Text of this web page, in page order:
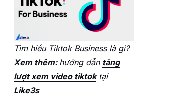
Tìm hiểu Tiktok Business là gì?
Xem thêm: hướng dẫn tăng
lượt xem video tiktoktại
Like3s